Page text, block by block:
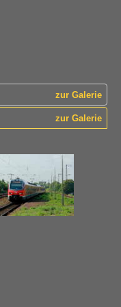
zur Galerie
zur Galerie